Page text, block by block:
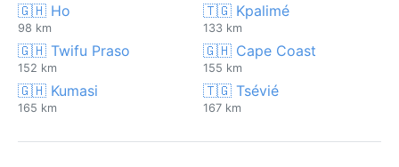
🇬🇭 Ho
98 km
🇹🇬 Kpalimé
133 km
🇬🇭 Twifu Praso
152 km
🇬🇭 Cape Coast
155 km
🇬🇭 Kumasi
165 km
🇹🇬 Tsévié
167 km